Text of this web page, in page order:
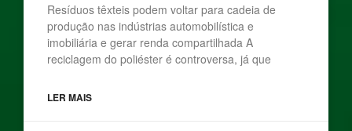
Resíduos têxteis podem voltar para cadeia de
produção nas indústrias automobilística e
imobiliária e gerar renda compartilhada A
reciclagem do poliéster é controversa, já que
LER MAIS